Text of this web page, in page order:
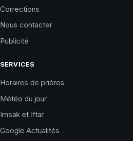
Corrections
Nous contacter
Publicité
SERVICES
Horaires de prières
Météo du jour
Imsak et Iftar
Google Actualités